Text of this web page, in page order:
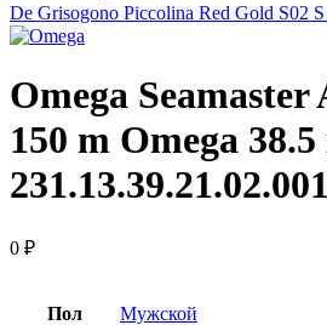
De Grisogono Piccolina Red Gold S02 S
Omega
150 m Omega
231.13.39.21.02.001
0 ₽
Пол Мужской